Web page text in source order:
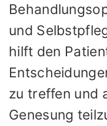
und
hilft den
zu treffen und
Genesung